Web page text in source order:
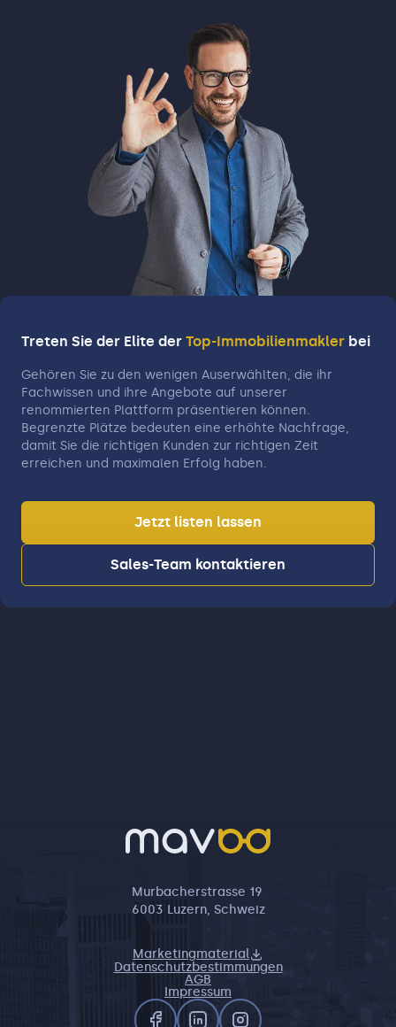
Treten Sie der Elite der Top-Immobilienmakler bei
Gehören Sie zu den wenigen Auserwählten, die ihr
Fachwissen und ihre Angebote auf unserer
renommierten Plattform präsentieren können.
Begrenzte Plätze bedeuten eine erhöhte Nachfrage,
damit Sie die richtigen Kunden zur richtigen Zeit
erreichen und maximalen Erfolg haben.
Jetzt listen lassen
Sales-Team kontaktieren
Murbacherstrasse 19
6003 Luzern, Schweiz
Marketingmaterial
Datenschutzbestimmungen
AGB
Impressum